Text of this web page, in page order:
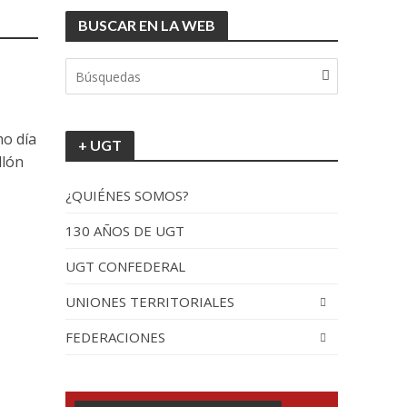
por España
día
BUSCAR EN LA WEB
+ UGT
¿QUIÉNES SOMOS?
130 AÑOS DE UGT
UGT CONFEDERAL
UNIONES TERRITORIALES
FEDERACIONES